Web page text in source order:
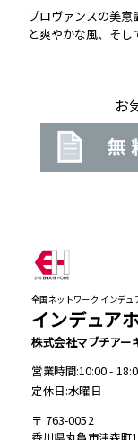
プロヴァンスの美
と爽やかな風、そ
お
全国ネットワーク インデュ
インデュア
株式会社マブチアー
営業時間:10:00 -
定休日:水曜日
763-0052